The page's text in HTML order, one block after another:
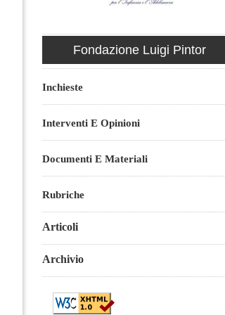
Fondazione Luigi Pintor
Inchieste
Interventi E Opinioni
Documenti E Materiali
Rubriche
Articoli
Archivio